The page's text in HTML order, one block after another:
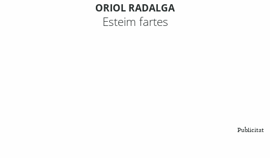
ORIOL RADALGA
Esteim fartes
Publicitat